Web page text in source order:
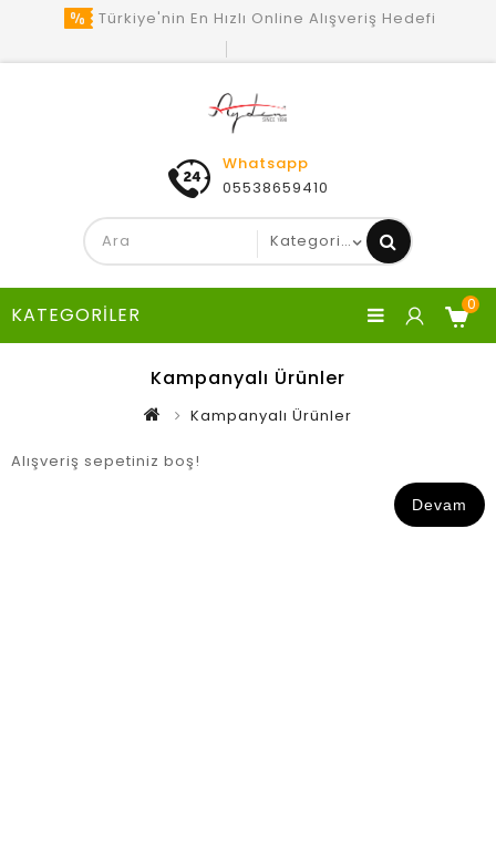
Türkiye'nin En Hızlı Online Alışveriş Hedefi
Whatsapp
05538659410
KATEGORILER 0
Kampanyalı Ürünler
Kampanyalı Ürünler
Alışveriş sepetiniz boş!
Devam